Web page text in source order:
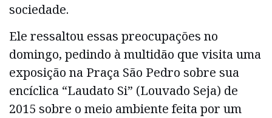
sociedade.
Ele ressaltou essas preocupações no
domingo, pedindo à multidão que visita uma
exposição na Praça São Pedro sobre sua
encíclica “Laudato Si” (Louvado Seja) de
2015 sobre o meio ambiente feita por um